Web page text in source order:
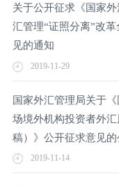
关于公开征求《国家
汇管理“证照分离”改
见的通知
2019-11-29
国家外汇管理局关于
场境外机构投资者外
稿）》公开征求意见的
2019-11-14